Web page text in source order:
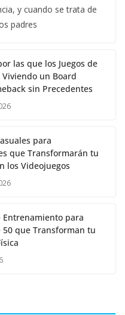
y cuando se trata de
padres
las que los Juegos de
Viviendo un Board
sin Precedentes
para
que Transformarán tu
los Videojuegos
Entrenamiento para
50 que Transforman tu